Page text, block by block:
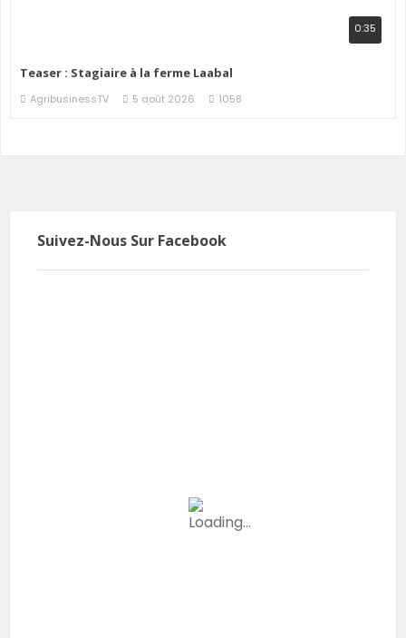
0:35
Teaser : Stagiaire à la ferme Laabal
AgribusinessTV 5 août 2026 1058
Suivez-Nous Sur Facebook